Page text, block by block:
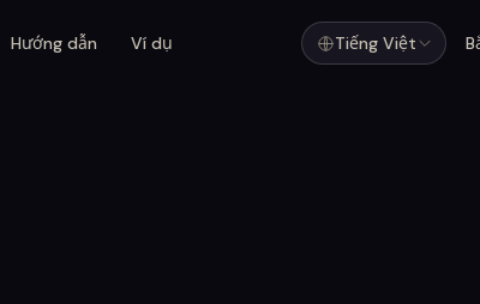
Hướng dẫn Ví dụ Tiếng Việt